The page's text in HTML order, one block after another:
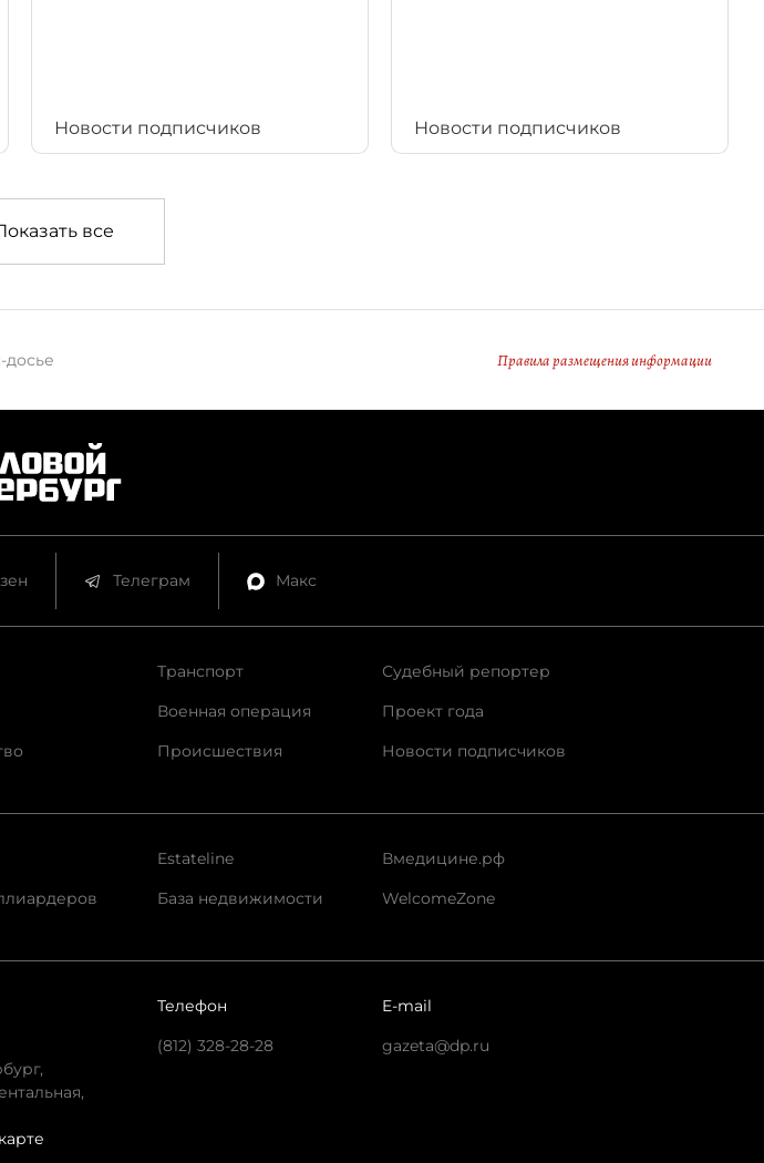
Новости подписчиков Новости подписчиков
все
досье Правила размещения информации
Телеграм Макс
Транспорт
Военная операция
Происшествия
Судебный репортер
Проект года
Новости подписчиков
Estateline
База недвижимости
Вмедицине.рф
WelcomeZone
Телефон
(812) 328-28-28
E-mail
gazeta@dp.ru